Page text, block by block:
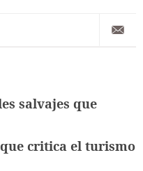
salvajes que
critica el turismo